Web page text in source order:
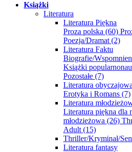
Książki
Literatura
Literatura Piękna
Proza polska (60)
Poezja/Dramat (2)
Literatura Faktu
Biografie/
Książki
Pozostałe (7)
Literatura obyczajowa
Erotyka i Romans (7)
Literatura
Literatura piękna dla
młodzieżowa (26)
Adult (15)
Thriller/Kryminał/
Literatura fantasy